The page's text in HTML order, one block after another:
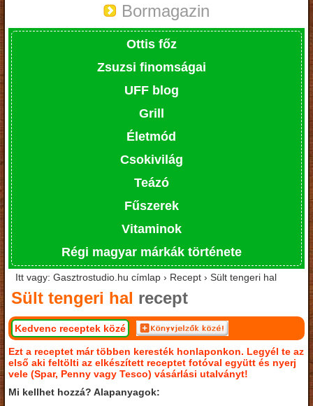
Bormagazin
Ottis főz
Zsuzsi finomságai
UFF blog
Grill
Életmód
Csokivilág
Teázó
Fűszerek
Vitaminok
Régi magyar márkák története
Itt vagy: Gasztrostudio.hu címlap › Recept › Sült tengeri hal
Sült tengeri hal recept
Kedvenc receptek közé
Ezt a receptet már többen keresték honlaponkon. Legyél te az
első aki feltölti az elkészített receptet fotóval együtt és nyerj
vele (Spar, Penny vagy Tesco) vásárlási utalványt!
Mi kellhet hozzá? Alapanyagok: